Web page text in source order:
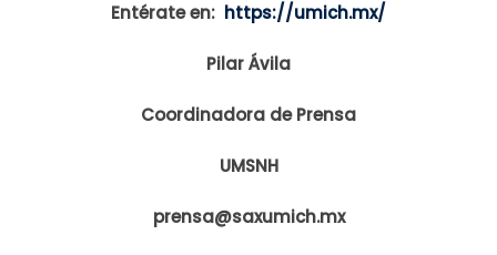
Entérate en: https://umich.mx/
Pilar Ávila
Coordinadora de Prensa
UMSNH
prensa@saxumich.mx